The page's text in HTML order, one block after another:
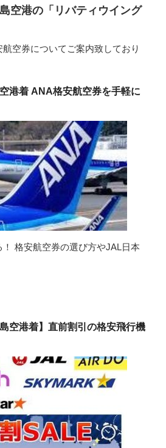
空港の「リバティウイング
空券についてご案内致しており
港着 ANA格安航空券を手軽に
格安航空券の選び方やJAL日本
空港着】直前割引の格安飛行機